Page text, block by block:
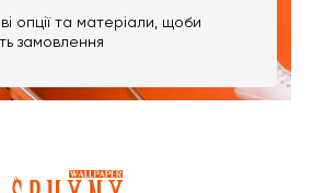
опції та матеріали, щоби
замовлення